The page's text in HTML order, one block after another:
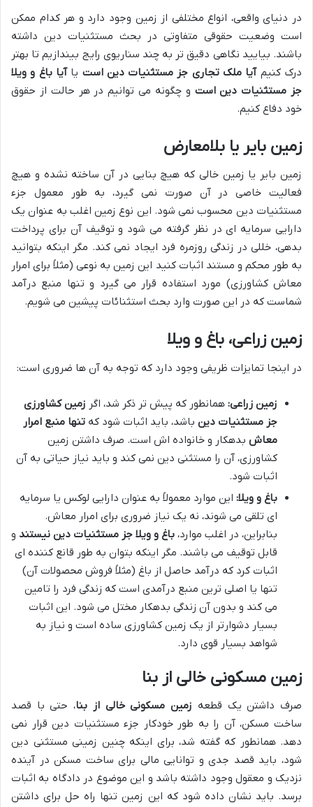
در دنیای واقعی، انواع مختلفی از زمین وجود دارد و هر کدام ممکن
است وضعیت حقوقی متفاوتی در بحث مستثنیات دین داشته
باشند. بیایید نگاهی دقیق تر به چند سناریوی رایج بیندازیم تا بهتر
درک کنیمآیا ملک تجاری جز مستثنیات دین است یاآیا باغ و ویلا
جز مستثنیات دین است و چگونه می توانیم در هر حالت از حقوق
خود دفاع کنیم.
زمین بایر یا بلامعارض
زمین بایر یا زمین خالی که هیچ بنایی در آن ساخته نشده و هیچ
فعالیت خاصی در آن صورت نمی گیرد، به طور معمول جزء
مستثنیات دین محسوب نمی شود. این نوع زمین اغلب به عنوان یک
دارایی سرمایه ای در نظر گرفته می شود و توقیف آن برای پرداخت
بدهی، خللی در زندگی روزمره فرد ایجاد نمی کند. مگر اینکه بتوانید
به طور محکم و مستند اثبات کنید این زمین به نوعی (مثلاً برای امرار
معاش کشاورزی) مورد استفاده قرار می گیرد و تنها منبع درآمد
شماست که در این صورت وارد بحث استثنائات پیشین می شویم.
زمین زراعی، باغ و ویلا
در اینجا تمایزات ظریفی وجود دارد که توجه به آن ها ضروری است:
زمین زراعی: همانطور که پیش تر ذکر شد، اگر زمین کشاورزی
جز مستثنیات دین باشد، باید اثبات شود که تنها منبع امرار
معاش بدهکار و خانواده اش است. صرف داشتن زمین
کشاورزی، آن را مستثنی دین نمی کند و باید نیاز حیاتی به آن
اثبات شود.
باغ و ویلا: این موارد معمولاً به عنوان دارایی لوکس یا سرمایه
ای تلقی می شوند، نه یک نیاز ضروری برای امرار معاش.
بنابراین، در اغلب موارد، باغ و ویلا جز مستثنیات دین نیستند و
قابل توقیف می باشند. مگر اینکه بتوان به طور قانع کننده ای
اثبات کرد که درآمد حاصل از باغ (مثلاً فروش محصولات آن)
تنها یا اصلی ترین منبع درآمدی است که زندگی فرد را تامین
می کند و بدون آن زندگی بدهکار مختل می شود. این اثبات
بسیار دشوارتر از یک زمین کشاورزی ساده است و نیاز به
شواهد بسیار قوی دارد.
زمین مسکونی خالی از بنا
صرف داشتن یک قطعه زمین مسکونی خالی از بنا، حتی با قصد
ساخت مسکن، آن را به طور خودکار جزء مستثنیات دین قرار نمی
دهد. همانطور که گفته شد، برای اینکه چنین زمینی مستثنی دین
شود، باید قصد جدی و توانایی مالی برای ساخت مسکن در آینده
نزدیک و معقول وجود داشته باشد و این موضوع در دادگاه به اثبات
برسد. باید نشان داده شود که این زمین تنها راه حل برای داشتن